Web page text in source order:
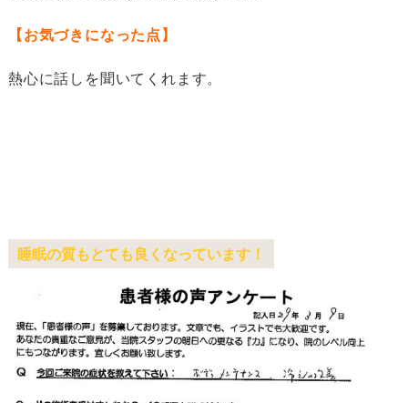
【お気づきになった点】
熱心に話しを聞いてくれます。
睡眠の質もとても良くなっています！